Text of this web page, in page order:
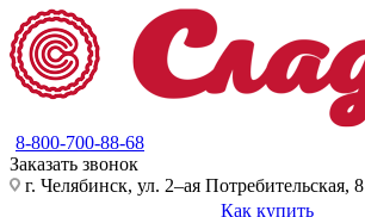
8-800-700-88-68
Заказать звонок
г. Челябинск, ул. 2–ая Потребительская, 8
Как купить